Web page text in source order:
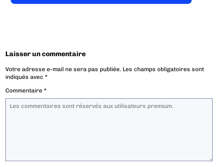
Laisser un commentaire
Votre adresse e-mail ne sera pas publiée. Les champs obligatoires sont
indiqués avec*
Commentaire*